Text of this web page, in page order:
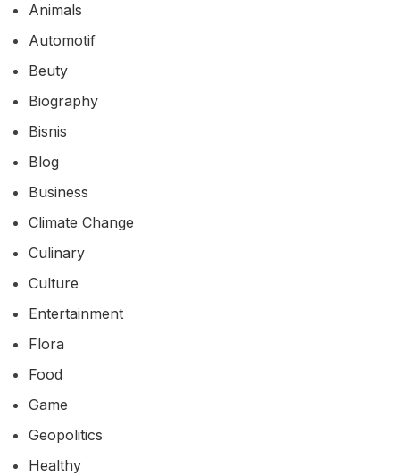
Animals
Automotif
Beuty
Biography
Bisnis
Blog
Business
Climate Change
Culinary
Culture
Entertainment
Flora
Food
Game
Geopolitics
Healthy